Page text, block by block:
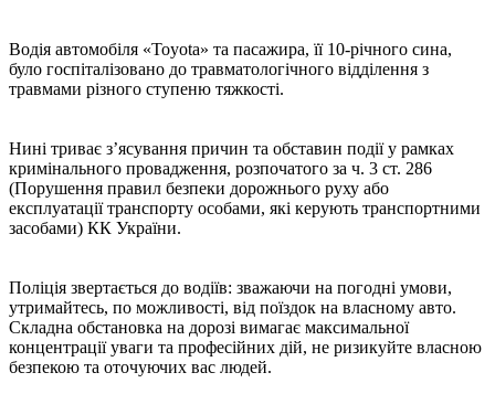
Водія автомобіля «Toyota» та пасажира, її 10-річного сина,
було госпіталізовано до травматологічного відділення з
травмами різного ступеню тяжкості.
Нині триває з’ясування причин та обставин події у рамках
кримінального провадження, розпочатого за ч. 3 ст. 286
(Порушення правил безпеки дорожнього руху або
експлуатації транспорту особами, які керують транспортними
засобами) КК України.
Поліція звертається до водіїв: зважаючи на погодні умови,
утримайтесь, по можливості, від поїздок на власному авто.
Складна обстановка на дорозі вимагає максимальної
концентрації уваги та професійних дій, не ризикуйте власною
безпекою та оточуючих вас людей.